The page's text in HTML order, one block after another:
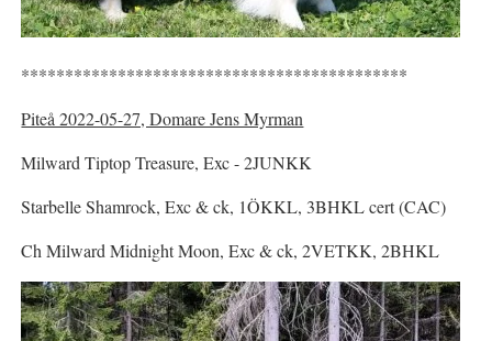
********************************************
Piteå 2022-05-27, Domare Jens Myrman
Milward Tiptop Treasure, Exc - 2JUNKK
Starbelle Shamrock, Exc & ck, 1ÖKKL, 3BHKL cert (CAC)
Ch Milward Midnight Moon, Exc & ck, 2VETKK, 2BHKL